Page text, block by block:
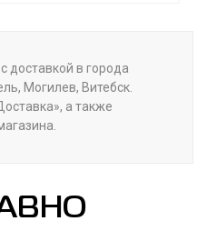
доставкой в города
Могилев, Витебск.
а также